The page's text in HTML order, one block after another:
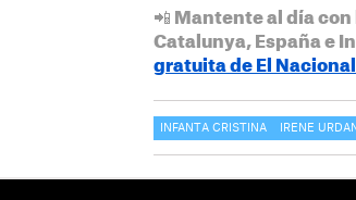
📲 Mantente al día
Catalunya, España e
gratuita de El Nacional
INFANTA CRISTINA IRENE